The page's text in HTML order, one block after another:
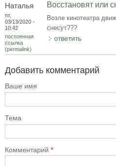
Наталья
пт,
03/13/2020 -
10:42
постоянная
ссылка
(permalink)
Восстановят или
Возле кинотеатра
снесут???
ответить
Добавить комментарий
Ваше имя
Тема
Комментарий *